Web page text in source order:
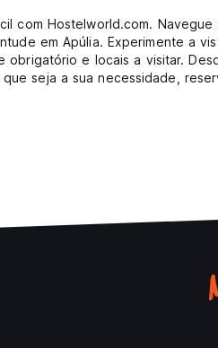
com Hostelworld.com.
em Apúlia. Experimente a
obrigatório e locais a visitar.
seja a sua necessidade,